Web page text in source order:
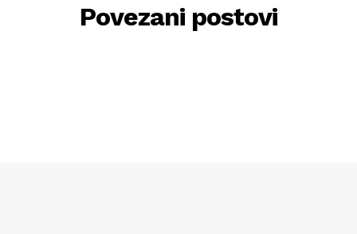
Povezani postovi